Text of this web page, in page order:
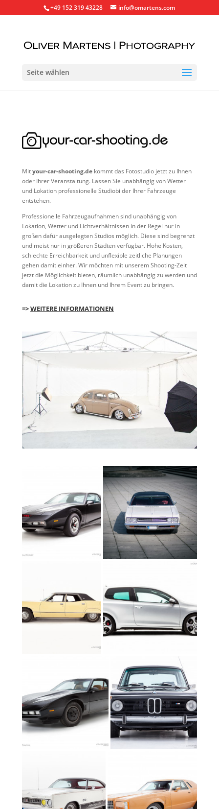
+49 152 319 43228 info@omartens.com
Seite wählen
Mityour-car-shooting.dekommt das Fotostudio jetzt zu Ihnen
oder Ihrer Veranstaltung. Lassen Sie unabhängig von Wetter
und Lokation professionelle Studiobilder Ihrer Fahrzeuge
entstehen.
Professionelle Fahrzeugaufnahmen sind unabhängig von
Lokation, Wetter und Lichtverhältnissen in der Regel nur in
großen dafür ausgelegten Studios möglich. Diese sind begrenzt
und meist nur in größeren Städten verfügbar. Hohe Kosten,
schlechte Erreichbarkeit und unflexible zeitliche Planungen
gehen damit einher. Wir möchten mit unserem Shooting-Zelt
jetzt die Möglichkeit bieten, räumlich unabhängig zu werden und
damit die Lokation zu Ihnen und Ihrem Event zu bringen.
=>WEITERE INFORMATIONEN